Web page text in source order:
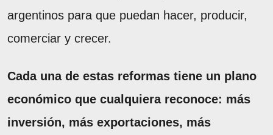
argentinos para que puedan hacer, producir,
comerciar y crecer.
Cada una de estas reformas tiene un plano
económico que cualquiera reconoce: más
inversión, más exportaciones, más